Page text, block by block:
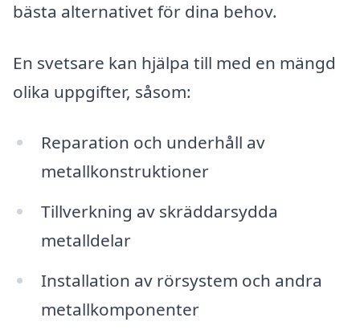
bästa alternativet för dina behov.
En svetsare kan hjälpa till med en mängd
olika uppgifter, såsom:
Reparation och underhåll av
metallkonstruktioner
Tillverkning av skräddarsydda
metalldelar
Installation av rörsystem och andra
metallkomponenter